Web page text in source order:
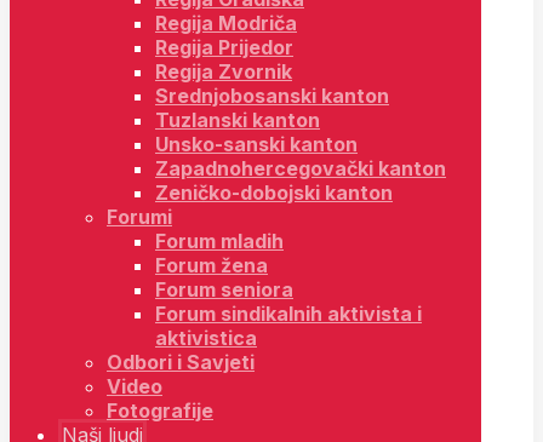
Regija Modriča
Regija Prijedor
Regija Zvornik
Srednjobosanski kanton
Tuzlanski kanton
Unsko-sanski kanton
Zapadnohercegovački kanton
Zeničko-dobojski kanton
Forumi
Forum mladih
Forum žena
Forum seniora
Forum sindikalnih aktivista i
aktivistica
Odbori i Savjeti
Video
Fotografije
Naši ljudi